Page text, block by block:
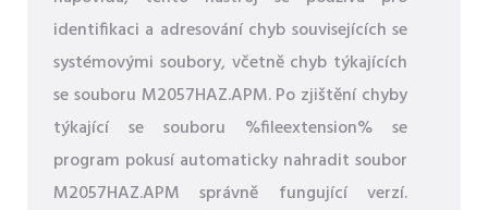
identifikaci a adresování chyb souvisejících se
systémovými soubory, včetně chyb týkajících
se souboru M2057HAZ.APM. Po zjištění chyby
týkající se souboru %fileextension% se
program pokusí automaticky nahradit soubor
M2057HAZ.APM správně fungující verzí.